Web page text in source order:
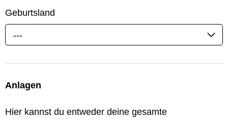
Geburtsland
---
Anlagen
Hier kannst du entweder deine gesamte